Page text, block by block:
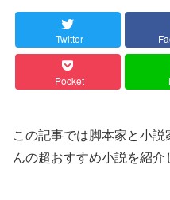
Twitter
Pocket
この記事では脚本家と小
んの超おすすめ小説を紹介